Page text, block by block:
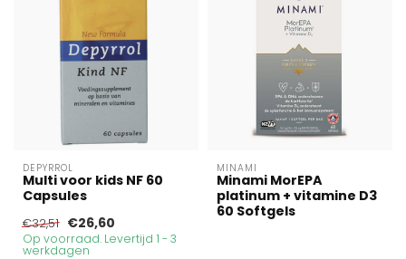
DEPYRROL
Multi voor kids NF 60
Capsules
€32,51 €26,60
Op voorraad. Levertijd 1 - 3
werkdagen
MINAMI
Minami MorEPA
platinum + vitamine D3
60 Softgels